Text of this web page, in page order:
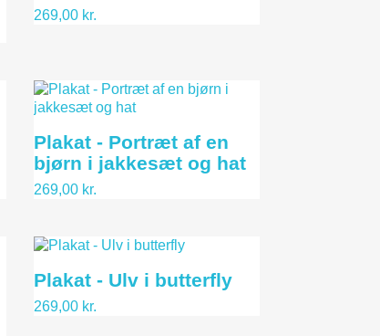
269,00 kr.
Plakat - Portræt af en
bjørn i jakkesæt og hat
269,00 kr.
Plakat - Ulv i butterfly
269,00 kr.